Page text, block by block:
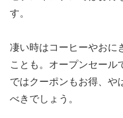
す。
凄い時はコーヒーやおに
ことも。オープンセール
ではクーポンもお得、や
べきでしょう。